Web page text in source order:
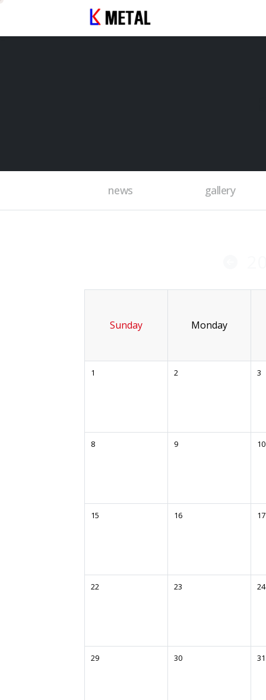
news gallery
Sunday Monday
1 2 3
8 9 10
15 16 17
22 23 24
29 30 31